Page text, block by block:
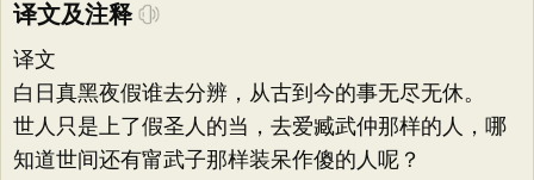
译文及注释
译文
白日真黑夜假谁去分辨，从古到今的事无尽无休。
世人只是上了假圣人的当，去爱臧武仲那样的人，哪
知道世间还有甯武子那样装呆作傻的人呢？